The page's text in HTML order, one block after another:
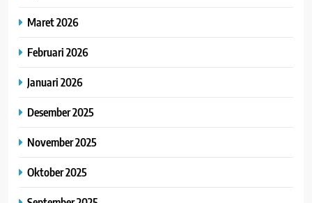
Maret 2026
Februari 2026
Januari 2026
Desember 2025
November 2025
Oktober 2025